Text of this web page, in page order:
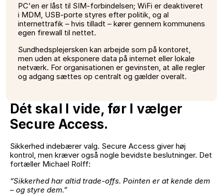
PC'en er låst til SIM-forbindelsen; WiFi er deaktiveret
i MDM, USB-porte styres efter politik, og al
internettrafik – hvis tilladt – kører gennem kommunens
egen firewall til nettet.
Sundhedsplejersken kan arbejde som på kontoret,
men uden at eksponere data på internet eller lokale
netværk. For organisationen er gevinsten, at alle regler
og adgang sættes op centralt og gælder overalt.
Dét skal I vide, før I vælger
Secure Access.
Sikkerhed indebærer valg. Secure Access giver høj
kontrol, men kræver også nogle bevidste beslutninger. Det
fortæller Michael Rolff:
“Sikkerhed har altid trade-offs. Pointen er at kende dem
– og styre dem.”